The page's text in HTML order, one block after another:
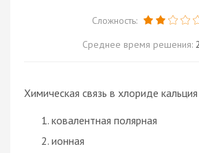
Сложность:
Среднее время решения:
Химическая связь в хлориде кальция
ковалентная полярная
ионная